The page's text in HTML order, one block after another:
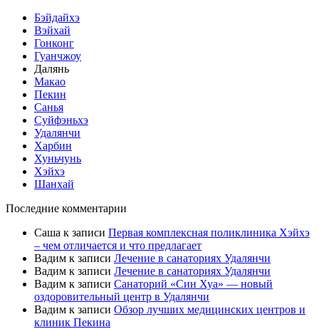
Бэйдайхэ
Вэйхай
Гонконг
Гуанчжоу
Далянь
Макао
Пекин
Санья
Суйфэньхэ
Удалянчи
Харбин
Хуньчунь
Хэйхэ
Шанхай
Последние комментарии
Саша к записи Первая комплексная поликлиника Хэйхэ
– чем отличается и что предлагает
Вадим к записи Лечение в санаториях Удалянчи
Вадим к записи Лечение в санаториях Удалянчи
Вадим к записи Санаторий «Син Хуа» — новый
оздоровительный центр в Удалянчи
Вадим к записи Обзор лучших медицинских центров и
клиник Пекина